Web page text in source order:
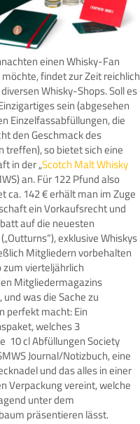
einen Whisky-Fan
findet zur Zeit reichlich
Whisky-Shops. Soll es
sein (abgesehen
Einzelfassabfüllungen, die
den Geschmack des
treffen), so bietet sich eine
in der „Scotch Malt Whisky
an. Für 122 Pfund also
ca. 142 € erhält man im Zuge
ein Vorkaufsrecht und
auf die neuesten
exklusive Whiskys
Mitgliedern vorbehalten
zum vierteljährlich
Mitgliedermagazins
und was die Sache zu
perfekt macht: Ein
welches 3
10 cl Abfüllungen Society
Journal/Notizbuch, eine
und das alles in einer
Verpackung vereint, welche
unter dem
präsentieren lässt.